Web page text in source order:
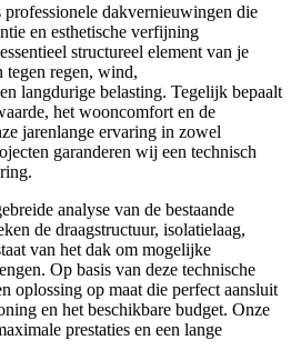
dakvernieuwingen die
en esthetische verfijning
structureel element van je
tegen regen, wind,
langdurige belasting. Tegelijk bepaalt
het wooncomfort en de
jarenlange ervaring in zowel
garanderen wij een technisch
analyse van de bestaande
de draagstructuur, isolatielaag,
van het dak om mogelijke
Op basis van deze technische
oplossing op maat die perfect aansluit
en het beschikbare budget. Onze
prestaties en een lange